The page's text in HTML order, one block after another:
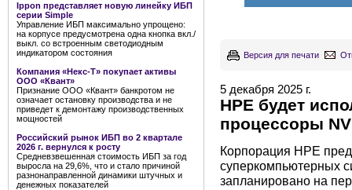
Ippon представляет новую линейку ИБП
серии Simple
Управление ИБП максимально упрощено:
на корпусе предусмотрена одна кнопка вкл./
выкл. со встроенным светодиодным
индикатором состояния
Компания «Некс-Т» покупает активы
ООО «Квант»
Признание ООО «Квант» банкротом не
означает остановку производства и не
приведет к демонтажу производственных
мощностей
Российский рынок ИБП во 2 квартале
2026 г. вернулся к росту
Средневзвешенная стоимость ИБП за год
выросла на 29,6%, что и стало причиной
разнонаправленной динамики штучных и
денежных показателей
Версия для печати
5 декабря 2025 г.
HPE будет
процессоры
Корпорация HPE
суперкомпьютерных
запланировано на